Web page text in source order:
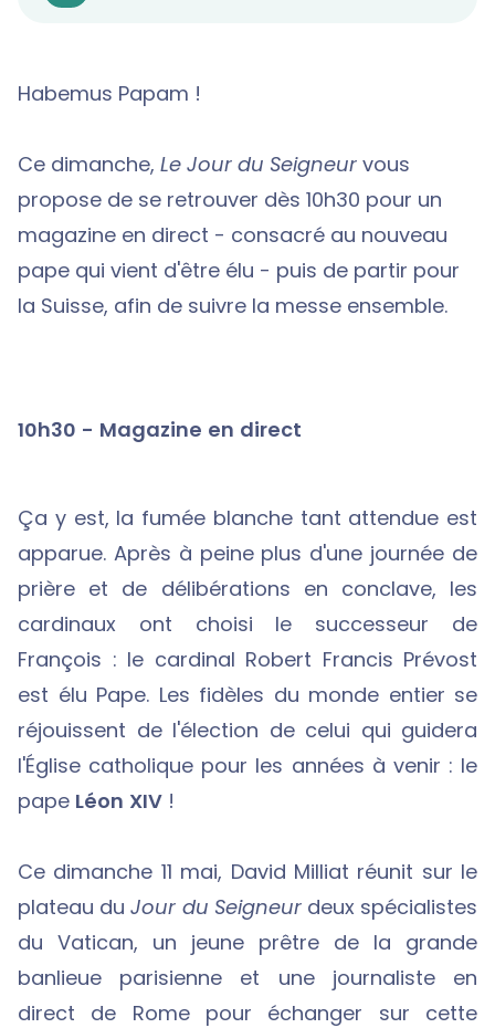
Habemus Papam !
Ce dimanche, Le Jour du Seigneur vous
propose de se retrouver dès 10h30 pour un
magazine en direct - consacré au nouveau
pape qui vient d'être élu - puis de partir pour
la Suisse, afin de suivre la messe ensemble.
10h30 - Magazine en direct
Ça y est, la fumée blanche tant attendue est
apparue. Après à peine plus d'une journée de
prière et de délibérations en conclave, les
cardinaux ont choisi le successeur de
François : le cardinal Robert Francis Prévost
est élu Pape. Les fidèles du monde entier se
réjouissent de l'élection de celui qui guidera
l'Église catholique pour les années à venir : le
pape Léon XIV !
Ce dimanche 11 mai, David Milliat réunit sur le
plateau duJour du Seigneurdeux spécialistes
du Vatican, un jeune prêtre de la grande
banlieue parisienne et une journaliste en
direct de Rome pour échanger sur cette